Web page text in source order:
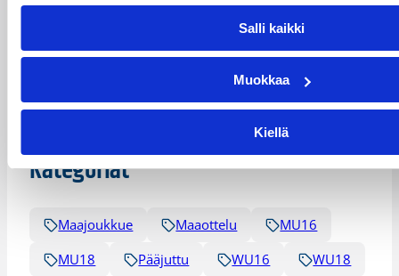
Salli kaikki
Muokkaa
Kiellä
Mikko Larkas
Petka Lehtinen
Susanna Pakarinen
Kategoriat
Maajoukkue Maaottelu
MU16
MU18
Pääjuttu WU16 WU18